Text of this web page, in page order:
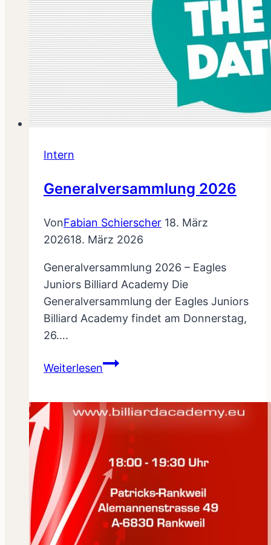
Intern
Generalversammlung 2026
VonFabian Schierscher 18. März
202618. März 2026
Generalversammlung 2026 – Eagles
Juniors Billiard Academy Die
Generalversammlung der Eagles Juniors
Billiard Academy findet am Donnerstag,
26….
WeiterlesenGeneralversammlung